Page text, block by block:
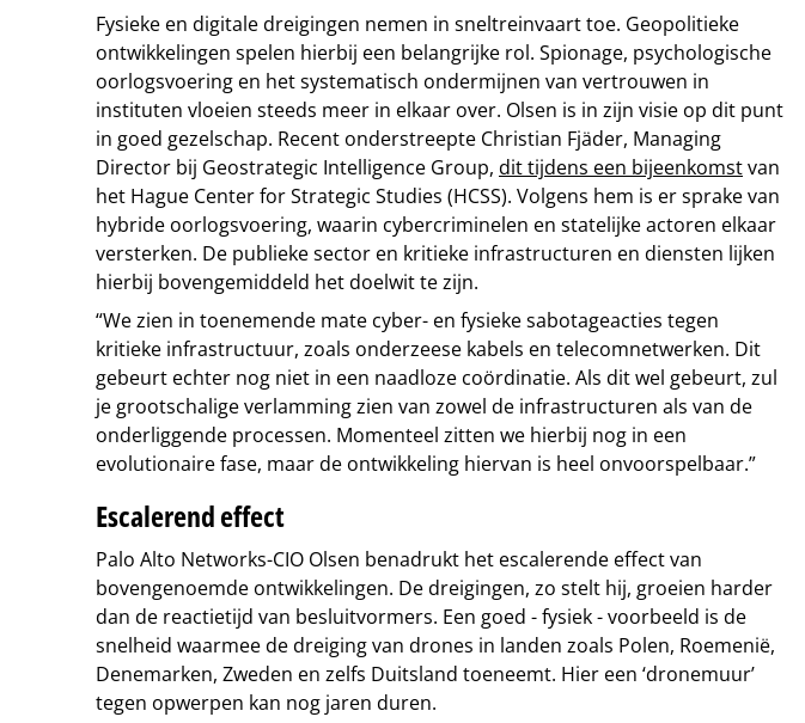
Fysieke en digitale dreigingen nemen in sneltreinvaart toe. Geopolitieke
ontwikkelingen spelen hierbij een belangrijke rol. Spionage, psychologische
oorlogsvoering en het systematisch ondermijnen van vertrouwen in
instituten vloeien steeds meer in elkaar over. Olsen is in zijn visie op dit punt
in goed gezelschap. Recent onderstreepte Christian Fjäder, Managing
Director bij Geostrategic Intelligence Group, dit tijdens een bijeenkomstvan
het Hague Center for Strategic Studies (HCSS). Volgens hem is er sprake van
hybride oorlogsvoering, waarin cybercriminelen en statelijke actoren elkaar
versterken. De publieke sector en kritieke infrastructuren en diensten lijken
hierbij bovengemiddeld het doelwit te zijn.
“We zien in toenemende mate cyber- en fysieke sabotageacties tegen
kritieke infrastructuur, zoals onderzeese kabels en telecomnetwerken. Dit
gebeurt echter nog niet in een naadloze coördinatie. Als dit wel gebeurt, zul
je grootschalige verlamming zien van zowel de infrastructuren als van de
onderliggende processen. Momenteel zitten we hierbij nog in een
evolutionaire fase, maar de ontwikkeling hiervan is heel onvoorspelbaar.”
Escalerend effect
Palo Alto Networks-CIO Olsen benadrukt het escalerende effect van
bovengenoemde ontwikkelingen. De dreigingen, zo stelt hij, groeien harder
dan de reactietijd van besluitvormers. Een goed - fysiek - voorbeeld is de
snelheid waarmee de dreiging van drones in landen zoals Polen, Roemenië,
Denemarken, Zweden en zelfs Duitsland toeneemt. Hier een ‘dronemuur’
tegen opwerpen kan nog jaren duren.